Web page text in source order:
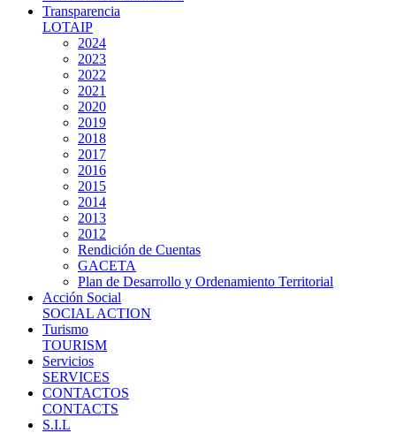
Transparencia
LOTAIP
2024
2023
2022
2021
2020
2019
2018
2017
2016
2015
2014
2013
2012
Rendición de Cuentas
GACETA
Plan de Desarrollo y Ordenamiento Territorial
Acción Social
SOCIAL ACTION
Turismo
TOURISM
Servicios
SERVICES
CONTACTOS
CONTACTS
S.I.L